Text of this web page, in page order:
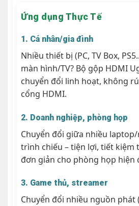
Ứng dụng Thực Tế
1. Cá nhân/gia đình
Nhiều thiết bị (PC, TV Box,
màn hình/TV? Bộ gộp HDMI
chuyển đổi linh hoạt, không
cổng HDMI.
2. Doanh nghiệp, phòng họp
Chuyển đổi giữa nhiều
trình chiếu – tiện lợi, tiết kiệm
đơn giản cho phòng họp hiện
3. Game thủ, streamer
Chuyển đổi nhiều nguồn phát